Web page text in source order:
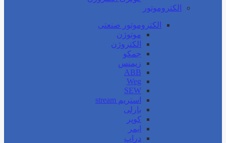
الکتروموتور
الکتروموتور صنعتی
موتوژن
الکتروژن
جمکو
زیمنس
ABB
Weg
SEW
استریم stream
بارلی
کوپر
ایمر
دراپ